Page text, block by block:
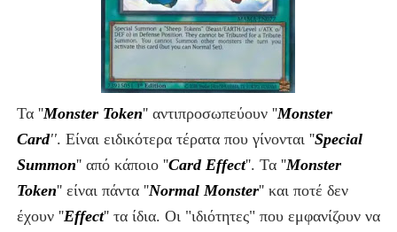
Τα ''Monster Token'' αντιπροσωπεύουν ''Monster
Card''. Είναι ειδικότερα τέρατα που γίνονται ''Special
Summon'' από κάποιο ''Card Effect''. Τα ''Monster
Token'' είναι πάντα ''Normal Monster'' και ποτέ δεν
έχουν ''Effect'' τα ίδια. Οι "ιδιότητες" που εμφανίζουν να